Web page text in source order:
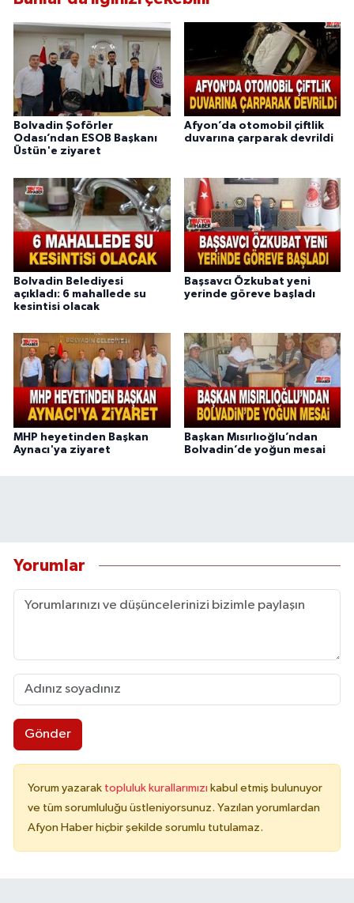
Bolvadin Şoförler
Odası’ndan ESOB Başkanı
Üstün'e ziyaret
Afyon’da otomobil çiftlik
duvarına çarparak devrildi
Bolvadin Belediyesi
açıkladı: 6 mahallede su
kesintisi olacak
Başsavcı Özkubat yeni
yerinde göreve başladı
MHP heyetinden Başkan
Aynacı'ya ziyaret
Başkan Mısırlıoğlu’ndan
Bolvadin’de yoğun mesai
Yorumlar
Gönder
Yorum yazarak topluluk kurallarımızı kabul etmiş bulunuyor
ve tüm sorumluluğu üstleniyorsunuz. Yazılan yorumlardan
Afyon Haber hiçbir şekilde sorumlu tutulamaz.